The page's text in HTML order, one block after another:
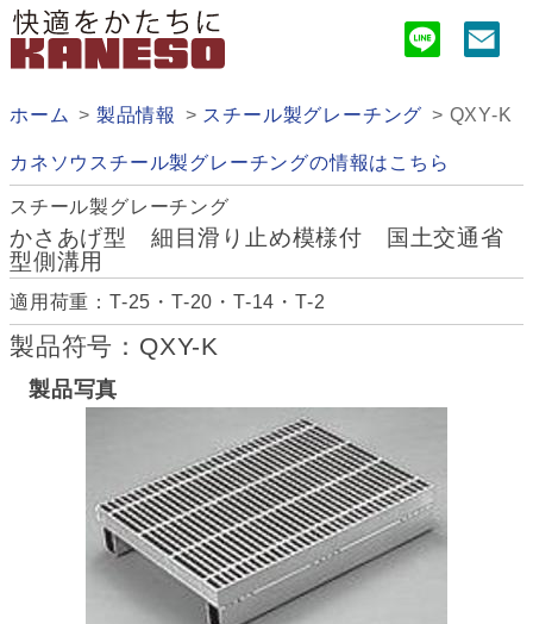
ホーム 製品情報 スチール製グレーチング QXY-K
カネソウスチール製グレーチングの情報はこちら
スチール製グレーチング
かさあげ型 細目滑り止め模様付 国土交通省
型側溝用
適用荷重：T-25・T-20・T-14・T-2
製品符号：QXY-K
製品写真